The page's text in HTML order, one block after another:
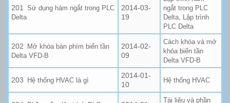
Sử dụng hàm ngắt trong PLC
Delta
2014-03-
19
ngắt trong PLC
Delta
Lập trình
PLC Delta
Mở khóa bàn phím biến tần
Delta VFD-B
2014-02-
09
Cách khóa và mở
khóa biến tần
Delta VFD-B
Hệ thống HVAC là gì
2014-01-
10
Hệ thống HVAC
Tài liệu và phần